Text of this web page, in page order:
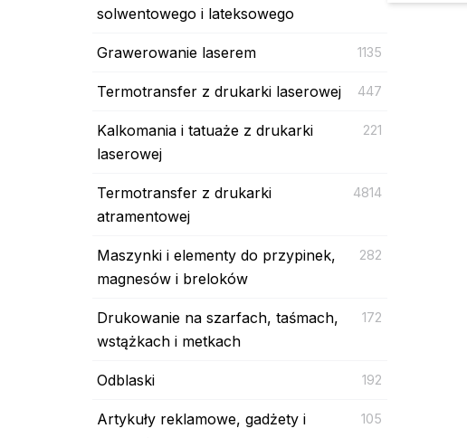
solwentowego i lateksowego
Grawerowanie laserem 1135
Termotransfer z drukarki laserowej 447
Kalkomania i tatuaże z drukarki
laserowej
221
Termotransfer z drukarki
atramentowej
4814
Maszynki i elementy do przypinek,
magnesów i breloków
282
Drukowanie na szarfach, taśmach,
wstążkach i metkach
172
Odblaski 192
Artykuły reklamowe, gadżety i
105